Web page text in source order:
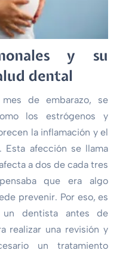
y su
dental
de embarazo, se
los estrógenos y
la inflamación y el
Esta afección se llama
a dos de cada tres
que era algo
prevenir. Por eso, es
un dentista antes de
realizar una revisión y
un tratamiento